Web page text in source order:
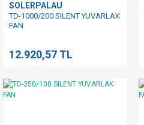
SOLERPALAU
TD-1000/200 SILENT YUVARLAK
FAN
12.920,57 TL